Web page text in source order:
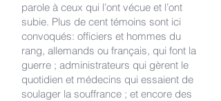
parole à ceux qui l’ont vécue et l’ont
subie. Plus de cent témoins sont ici
convoqués: officiers et hommes du
rang, allemands ou français, qui font la
guerre ; administrateurs qui gèrent le
quotidien et médecins qui essaient de
soulager la souffrance ; et encore des